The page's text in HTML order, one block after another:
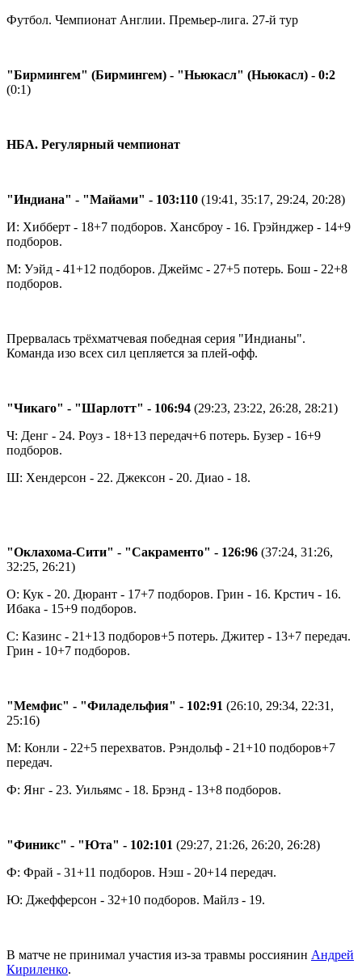
Футбол. Чемпионат Англии. Премьер-лига. 27-й тур
"Бирмингем" (Бирмингем) - "Ньюкасл" (Ньюкасл) - 0:2
(0:1)
НБА. Регулярный чемпионат
"Индиана" - "Майами" - 103:110 (19:41, 35:17, 29:24, 20:28)
И: Хибберт - 18+7 подборов. Хансброу - 16. Грэйнджер - 14+9
подборов.
М: Уэйд - 41+12 подборов. Джеймс - 27+5 потерь. Бош - 22+8
подборов.
Прервалась трёхматчевая победная серия "Индианы".
Команда изо всех сил цепляется за плей-офф.
"Чикаго" - "Шарлотт" - 106:94 (29:23, 23:22, 26:28, 28:21)
Ч: Денг - 24. Роуз - 18+13 передач+6 потерь. Бузер - 16+9
подборов.
Ш: Хендерсон - 22. Джексон - 20. Диао - 18.
"Оклахома-Сити" - "Сакраменто" - 126:96 (37:24, 31:26,
32:25, 26:21)
О: Кук - 20. Дюрант - 17+7 подборов. Грин - 16. Крстич - 16.
Ибака - 15+9 подборов.
С: Казинс - 21+13 подборов+5 потерь. Джитер - 13+7 передач.
Грин - 10+7 подборов.
"Мемфис" - "Филадельфия" - 102:91 (26:10, 29:34, 22:31,
25:16)
М: Конли - 22+5 перехватов. Рэндольф - 21+10 подборов+7
передач.
Ф: Янг - 23. Уильямс - 18. Брэнд - 13+8 подборов.
"Финикс" - "Юта" - 102:101 (29:27, 21:26, 26:20, 26:28)
Ф: Фрай - 31+11 подборов. Нэш - 20+14 передач.
Ю: Джефферсон - 32+10 подборов. Майлз - 19.
В матче не принимал участия из-за травмы россиянин Андрей
Кириленко.